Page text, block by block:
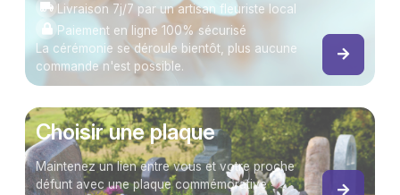
Livraison 7j/7 par un artisan fleuriste local
Paiement en ligne 100% sécurisé
La cérémonie se déroule bientôt, plus aucune
commande n'est possible.
Choisir une plaque
Maintenez un lien entre vous et votre proche
défunt avec une plaque commémorative